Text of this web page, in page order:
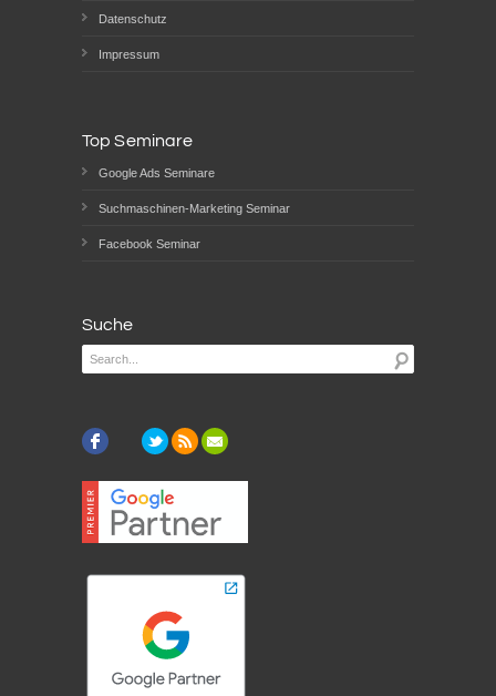
Datenschutz
Impressum
Top Seminare
Google Ads Seminare
Suchmaschinen-Marketing Seminar
Facebook Seminar
Suche